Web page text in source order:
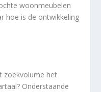
woonmeubelen
hoe is de ontwikkeling
zoekvolume het
Onderstaande